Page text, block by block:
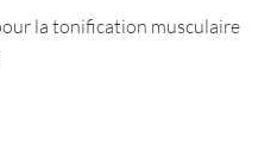
la tonification musculaire